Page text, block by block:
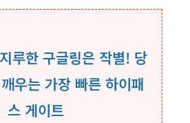
루한 구글링은 작별! 당
우는 가장 빠른 하이패
스 게이트